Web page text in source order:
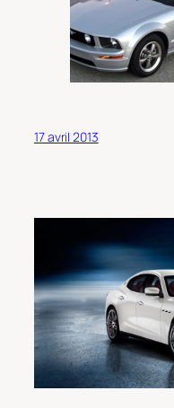
17 avril 2013